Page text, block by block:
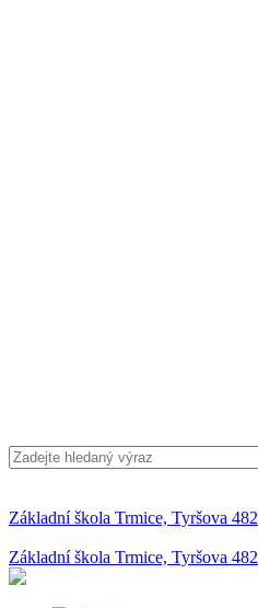
Základní škola Trmice, Tyršova 482
Základní škola Trmice, Tyršova 482